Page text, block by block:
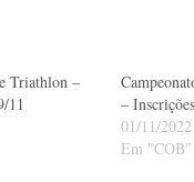
Triathlon –
11
–
01/11/2022
Em "COB"